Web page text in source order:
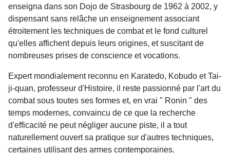
enseigna dans son Dojo de Strasbourg de 1962 à 2002, y
dispensant sans relâche un enseignement associant
étroitement les techniques de combat et le fond culturel
qu'elles affichent depuis leurs origines, et suscitant de
nombreuses prises de conscience et vocations.
Expert mondialement reconnu en Karatedo, Kobudo et Tai-
ji-quan, professeur d'Histoire, il reste passionné par l'art du
combat sous toutes ses formes et, en vrai " Ronin " des
temps modernes, convaincu de ce que la recherche
d'efficacité ne peut négliger aucune piste, il a tout
naturellement ouvert sa pratique sur d'autres techniques,
certaines utilisant des armes contemporaines.